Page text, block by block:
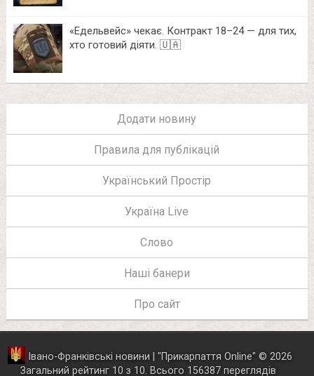
«Едельвейс» чекає. Контракт 18–24 — для тих,
хто готовий діяти. 🇺🇦
Додати новину
Правила для публікацій
Український Простір
Україна Live
Слово
Наші банери
Про сайт
Івано-Франківські новини | "Прикарпаття Online" © 2026
Загальний рейтинг 10 з 10.Всього 156387 переглядів